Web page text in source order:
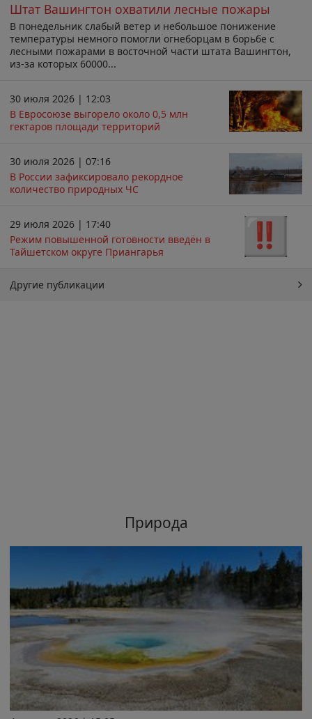
Штат Вашингтон охватили лесные пожары
В понедельник слабый ветер и небольшое понижение
температуры немного помогли огнеборцам в борьбе с
лесными пожарами в восточной части штата Вашингтон,
из-за которых 60000...
30 июля 2026 | 12:03
В Евросоюзе выгорело около 0,5 млн
гектаров площади территорий
30 июля 2026 | 07:16
В России зафиксировало рекордное
количество природных ЧС
29 июля 2026 | 17:40
Режим повышенной готовности введён в
Тайшетском округе Приангарья
Другие публикации
Природа